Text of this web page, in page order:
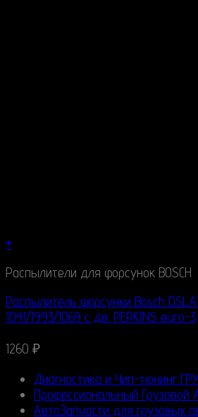
+
Распылители для форсунок BOSCH
Распылитель форсунки Bosch
1041/1993/1069 c дв. PERKINS euro-3
1260 ₽
Диагностика и Чип-тюнинг
Профессиональный Грузовой
АвтоЗапчасти для грузовых